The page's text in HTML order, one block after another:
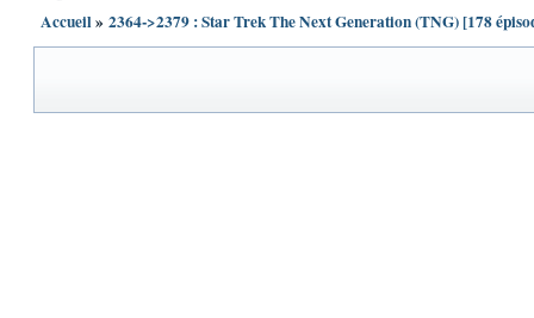
Accueil» 2364->2379 : Star Trek The Next Generation (TNG) [178